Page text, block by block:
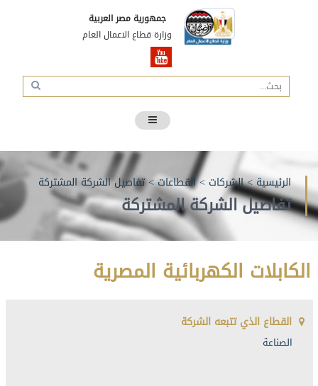
جمهورية مصر العربية
وزارة قطاع الاعمال العام
الرئيسية>الشركات >القطاعات>تفاصيل الشركة المشتركة
تفاصيل الشركة المشتركة
الكابلات الكهربائية المصرية
القطاع الذي تتبعه الشركة
الصناعة